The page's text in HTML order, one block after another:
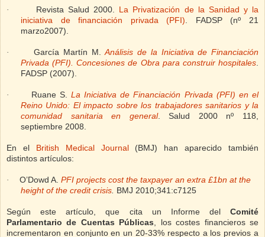
· Revista Salud 2000. La Privatización de la Sanidad y la
iniciativa de financiación privada (PFI) . FADSP (nº 21
marzo2007).
· García Martín M.Análisis de la Iniciativa de Financiación
Privada (PFI). Concesiones de Obra para construir hospitales
FADSP (2007).
· Ruane S. La Iniciativa de Financiación Privada (PFI) en el
Reino Unido: El impacto sobre los trabajadores sanitarios y la
comunidad sanitaria en general. Salud 2000 nº 118,
septiembre 2008.
En el British Medical Journal(BMJ) han aparecido también
distintos artículos:
· O’Dowd A. PFI projects cost the taxpayer an extra £1bn at the
height of the credit crisis BMJ 2010;341:c7125
Según este artículo, que cita un Informe del Comité
Parlamentario de Cuentas Públicas , los costes financieros se
incrementaron en conjunto en un 20-33% respecto a los previos a